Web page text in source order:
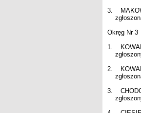
3.
Okręg Nr 3
1.
2.
3.